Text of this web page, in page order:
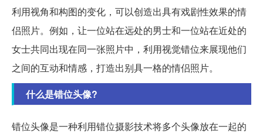
利用视角和构图的变化，可以创造出具有戏剧性效果的情
侣照片。例如，让一位站在远处的男士和一位站在近处的
女士共同出现在同一张照片中，利用视觉错位来展现他们
之间的互动和情感，打造出别具一格的情侣照片。
什么是错位头像?
错位头像是一种利用错位摄影技术将多个头像放在一起的